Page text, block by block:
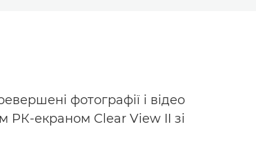
фотографії і відео
РК-екраном Clear View II зі